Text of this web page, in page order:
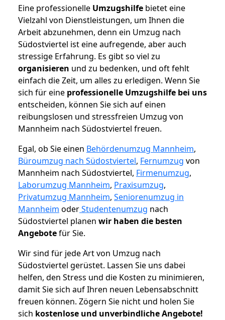
Eine professionelle Umzugshilfe bietet eine
Vielzahl von Dienstleistungen, um Ihnen die
Arbeit abzunehmen, denn ein Umzug nach
Südostviertel ist eine aufregende, aber auch
stressige Erfahrung. Es gibt so viel zu
organisieren und zu bedenken, und oft fehlt
einfach die Zeit, um alles zu erledigen. Wenn Sie
sich für eine professionelle Umzugshilfe bei uns
entscheiden, können Sie sich auf einen
reibungslosen und stressfreien Umzug von
Mannheim nach Südostviertel freuen.
Egal, ob Sie einen Behördenumzug Mannheim,
Büroumzug nach Südostviertel, Fernumzug von
Mannheim nach Südostviertel, Firmenumzug,
Laborumzug Mannheim, Praxisumzug,
Privatumzug Mannheim, Seniorenumzug in
Mannheim oderStudentenumzug nach
Südostviertel planen wir haben die besten
Angebotefür Sie.
Wir sind für jede Art von Umzug nach
Südostviertel gerüstet. Lassen Sie uns dabei
helfen, den Stress und die Kosten zu minimieren,
damit Sie sich auf Ihren neuen Lebensabschnitt
freuen können. Zögern Sie nicht und holen Sie
sich kostenlose und unverbindliche Angebote!